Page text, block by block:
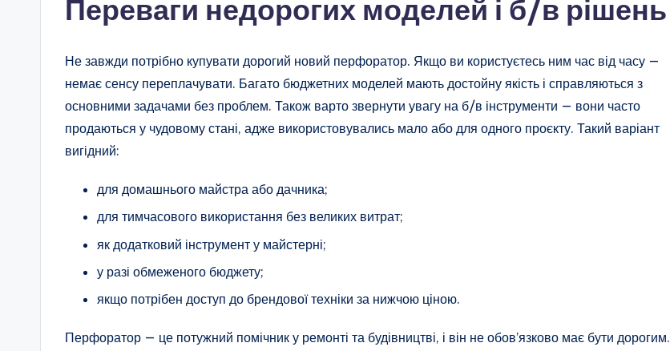
Переваги недорогих моделей і б/в рішень
Не завжди потрібно купувати дорогий новий перфоратор. Якщо ви користуєтесь ним час від часу —
немає сенсу переплачувати. Багато бюджетних моделей мають достойну якість і справляються з
основними задачами без проблем. Також варто звернути увагу на б/в інструменти — вони часто
продаються у чудовому стані, адже використовувались мало або для одного проєкту. Такий варіант
вигідний:
для домашнього майстра або дачника;
для тимчасового використання без великих витрат;
як додатковий інструмент у майстерні;
у разі обмеженого бюджету;
якщо потрібен доступ до брендової техніки за нижчою ціною.
Перфоратор — це потужний помічник у ремонті та будівництві, і він не обов’язково має бути дорогим.